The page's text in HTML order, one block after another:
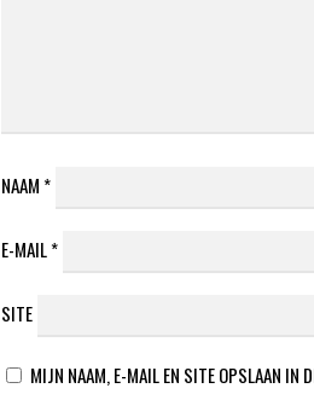
NAAM *
E-MAIL*
SITE
MIJN NAAM, E-MAIL EN SITE OPSLAAN IN